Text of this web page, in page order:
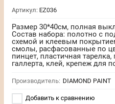
Артикул: EZ036
Размер 30*40см, полная
Состав набора: полотно с
схемой и клеевым
смолы, расфасованные по
пинцет, пластичная тарелка,
галлерта, клей, крепеж для
Производитель: DIAMOND PAINT
Добавить к сравнению